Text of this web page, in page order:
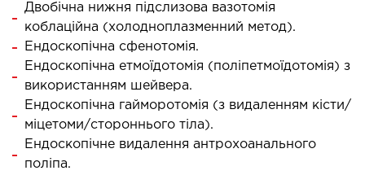
сосудов
(ЭКГ)
диагностика
Двобічна нижня підслизова вазотомія
коблаційна (холодноплазменний метод).
Ендоскопічна сфенотомія.
Ендоскопічна етмоїдотомія (поліпетмоїдотомія) з
використанням шейвера.
Ендоскопічна гайморотомія (з видаленням кісти/
міцетоми/стороннього тіла).
Ендоскопічне видалення антрохоанального
поліпа.